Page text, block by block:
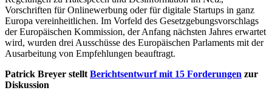
Vorschriften für Onlinewerbung oder für digitale Startups in ganz
Europa vereinheitlichen. Im Vorfeld des Gesetzgebungsvorschlags
der Europäischen Kommission, der Anfang nächsten Jahres erwartet
wird, wurden drei Ausschüsse des Europäischen Parlaments mit der
Ausarbeitung von Empfehlungen beauftragt.
Patrick Breyer stellt Berichtsentwurf mit 15 Forderungen zur
Diskussion